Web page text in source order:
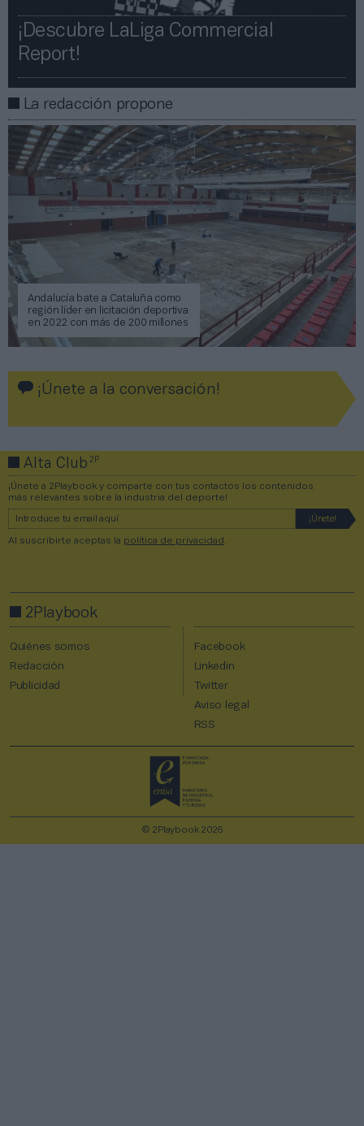
¡Descubre LaLiga Commercial
Report!​​
La redacción propone
Andalucía bate a Cataluña como
región líder en licitación deportiva
en 2022 con más de 200 millones
¡Únete a la conversación!
Alta Club2P
¡Únete a 2Playbook y comparte con tus contactos los contenidos
más relevantes sobre la industria del deporte!
Al suscribirte aceptas la política de privacidad
2Playbook
Quiénes somos
Redacción
Publicidad
Facebook
Linkedin
Twitter
Aviso legal
RSS
© 2Playbook 2026